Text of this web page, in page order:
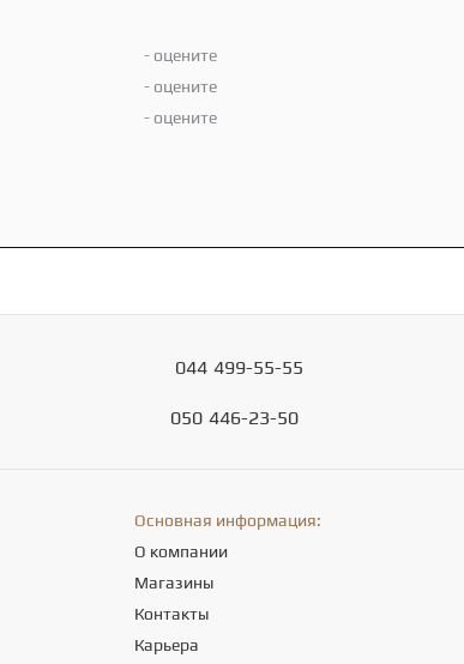
- оцените
- оцените
- оцените
044 499-55-55
050 446-23-50
Основная информация:
О компании
Магазины
Контакты
Карьера